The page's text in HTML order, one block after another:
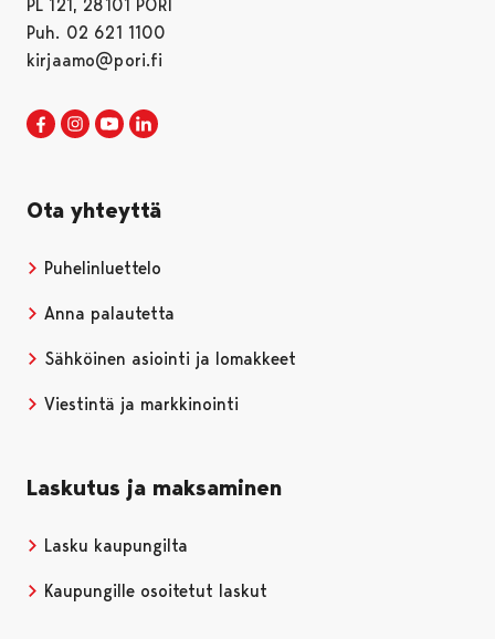
PL 121, 28101 PORI
Puh. 02 621 1100
kirjaamo@pori.fi
Porin kaupunki Facebookissa
Avautuu uudessa välilehdessä
Porin kaupunki Instagramissa
Avautuu uudessa välilehdessä
Porin kaupunki Youtubessa
Avautuu uudessa välilehdessä
Ota yhteyttä
Puhelinluettelo
Anna palautetta
Sähköinen asiointi ja lomakkeet
Viestintä ja markkinointi
Laskutus ja maksaminen
Lasku kaupungilta
Kaupungille osoitetut laskut